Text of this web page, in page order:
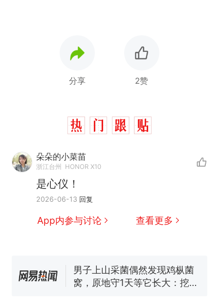
分享 2赞
朵朵的小菜苗
浙江台州 HONOR X10
是心仪！
2026-06-13 回复
App内参与讨论 查看更多
热 制裁瓜子饺子，美国怕什
因老师一句“跟我回家”改写了
人生
费大厨“全国小炒肉大王”称
140多朵
美国渔民钓获鲨鱼徒手将其拽
回大海 目击者直呼震惊 （视频